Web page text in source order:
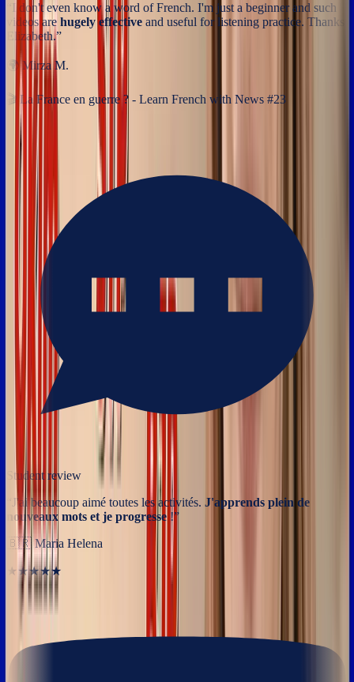
I don't even know a word of French. I'm just a beginner and such
videos are hugely effective and useful for listening practice. Thanks
Elizabeth.”
🌍 Mirza M.
🎬 La France en guerre ? - Learn French with News #23
Student review
J'ai beaucoup aimé toutes les activités. J'apprends plein de
nouveaux mots et je progresse !”
🇧🇷 Maria Helena
★★★★★